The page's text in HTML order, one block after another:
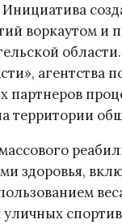
воркаутом и
области.
агентства
партнеров
территории
здоровья,
уличных